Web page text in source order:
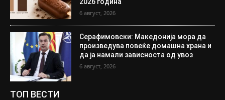
6 август, 2026
Серафимовски: Македонија мора да
произведува повеќе домашна храна и
да ја намали зависноста од увоз
6 август, 2026
ТОП ВЕСТИ